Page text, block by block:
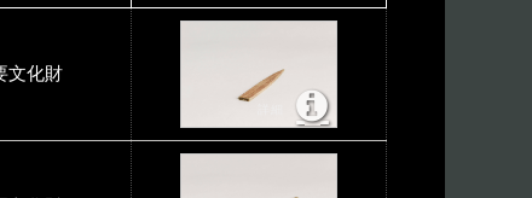
文化財